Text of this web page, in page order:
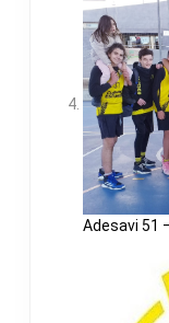
Adesavi 51